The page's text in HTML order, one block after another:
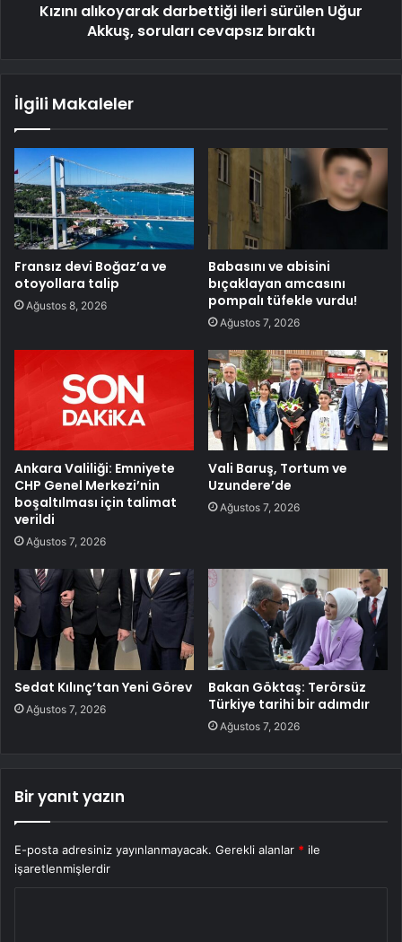
Kızını alıkoyarak darbettiği ileri sürülen Uğur
Akkuş, soruları cevapsız bıraktı
İlgili Makaleler
Fransız devi Boğaz’a ve
otoyollara talip
Ağustos 8, 2026
Babasını ve abisini
bıçaklayan amcasını
pompalı tüfekle vurdu!
Ağustos 7, 2026
Ankara Valiliği: Emniyete
CHP Genel Merkezi’nin
boşaltılması için talimat
verildi
Ağustos 7, 2026
Vali Baruş, Tortum ve
Uzundere’de
Ağustos 7, 2026
Sedat Kılınç’tan Yeni Görev
Ağustos 7, 2026
Bakan Göktaş: Terörsüz
Türkiye tarihi bir adımdır
Ağustos 7, 2026
Bir yanıt yazın
E-posta adresiniz yayınlanmayacak. Gerekli alanlar * ile
işaretlenmişlerdir